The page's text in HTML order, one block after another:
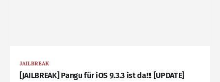
JAILBREAK
[JAILBREAK] Pangu für iOS 9.3.3 ist da!!! [UPDATE]